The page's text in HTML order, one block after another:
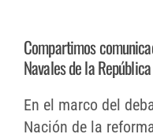
Compartimos
Navales de la
En el marco del
Nación de la